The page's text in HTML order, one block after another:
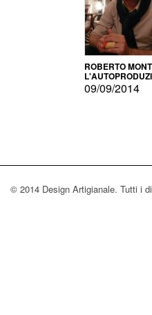
ROBERTO
CON IL
09/09/2014
© 2014 Design Artigianale. Tutti i